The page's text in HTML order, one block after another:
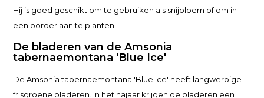
Hij is goed geschikt om te gebruiken als snijbloem of om in
een border aan te planten.
De bladeren van de Amsonia
tabernaemontana 'Blue Ice'
De Amsonia tabernaemontana 'Blue Ice' heeft langwerpige
frisgroene bladeren. In het najaar krijgen de bladeren een